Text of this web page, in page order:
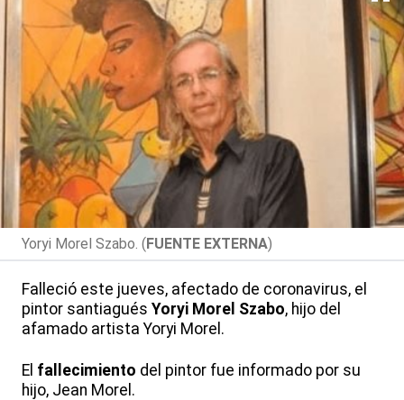
Yoryi Morel Szabo. (FUENTE EXTERNA)
Falleció este jueves, afectado de coronavirus, el
pintor santiagués Yoryi Morel Szabo, hijo del
afamado artista Yoryi Morel.
El fallecimiento del pintor fue informado por su
hijo, Jean Morel.